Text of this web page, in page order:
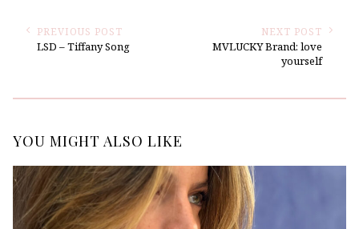
PREVIOUS POST
LSD – Tiffany Song
NEXT POST
MVLUCKY Brand: love
yourself
YOU MIGHT ALSO LIKE